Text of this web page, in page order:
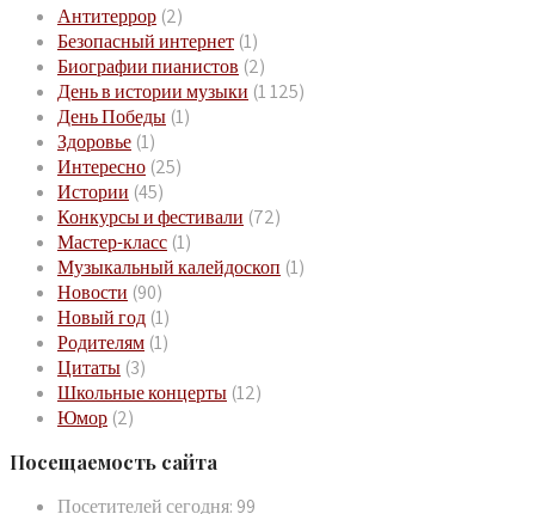
Антитеррор (2)
Безопасный интернет (1)
Биографии пианистов (2)
День в истории музыки (1 125)
День Победы (1)
Здоровье (1)
Интересно (25)
Истории (45)
Конкурсы и фестивали (72)
Мастер-класс (1)
Музыкальный калейдоскоп (1)
Новости (90)
Новый год (1)
Родителям (1)
Цитаты (3)
Школьные концерты (12)
Юмор (2)
Посещаемость сайта
Посетителей сегодня: 99